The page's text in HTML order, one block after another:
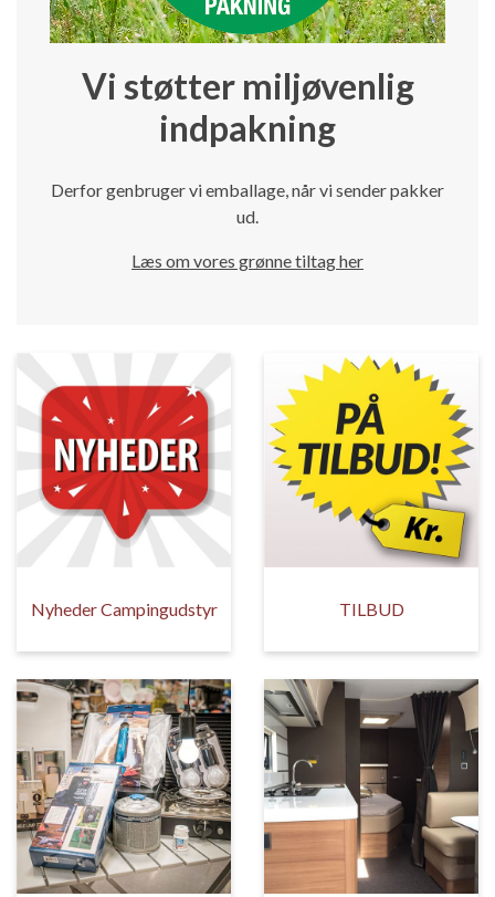
Vi støtter miljøvenlig
indpakning
Derfor genbruger vi emballage, når vi sender pakker
ud.
Læs om vores grønne tiltag her
Nyheder Campingudstyr TILBUD